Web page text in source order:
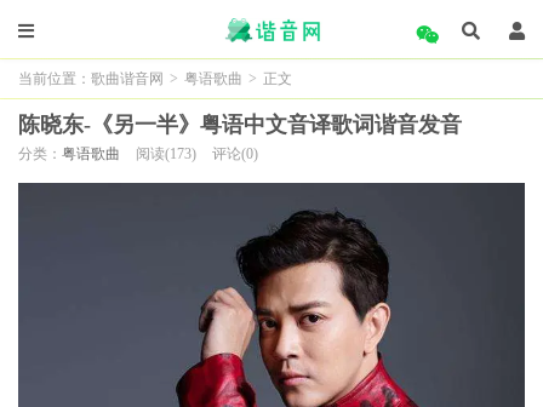
当前位置： 歌曲谐音网 > 粤语歌曲 > 正文
陈晓东-《另一半》粤语中文音译歌词谐音发音
分类： 粤语歌曲 阅读(173) 评论(0)
唯有你叫我发现半秒钟相拥能证实爱念
(外有内giu我发银波喵总僧用囊晶塞爱您)